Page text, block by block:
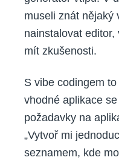
museli znát nějaký
nainstalovat
mít zkušenosti.
S vibe codingem
vhodné aplikace
požadavky na
„Vytvoř mi
seznamem, kde